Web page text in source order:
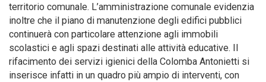
territorio comunale. L’amministrazione comunale evidenzia
inoltre che il piano di manutenzione degli edifici pubblici
continuerà con particolare attenzione agli immobili
scolastici e agli spazi destinati alle attività educative. Il
rifacimento dei servizi igienici della Colomba Antonietti si
inserisce infatti in un quadro più ampio di interventi, con